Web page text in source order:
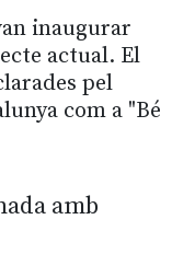
inaugurar
actual. El
pel
com a "Bé
amb